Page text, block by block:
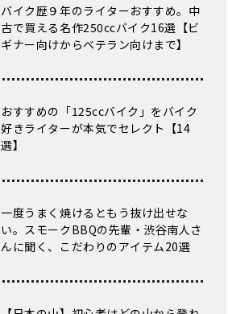
バイク歴９年のライターおすすめ。中
古で買える名作250ccバイク16選【ビ
ギナー向けからベテラン向けまで】
おすすめの「125ccバイク」をバイク
好きライターが本気でセレクト【14
選】
一度うまく焼けるともう抜け出せな
い。スモークBBQの先輩・渋谷南人さ
んに聞く、こだわりのアイテム20選